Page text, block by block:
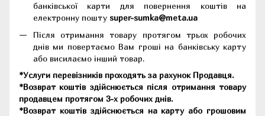
банківської карти для повернення коштів на
електронну пошту super-sumka@meta.ua
Після отримання товару протягом трьох робочих
днів ми повертаємо Вам гроші на банківську карту
або висилаємо інший товар.
*Услуги перевізників проходять за рахунок Продавця.
*Возврат коштів здійснюється після отримання товару
продавцем протягом 3-х робочих днів.
*Возврат коштів здійснюється на карту або грошовим